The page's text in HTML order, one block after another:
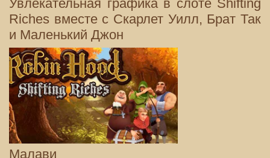
Увлекательная графика в слоте Shifting
Riches вместе с Скарлет Уилл, Брат Так
и Маленький Джон
Малави